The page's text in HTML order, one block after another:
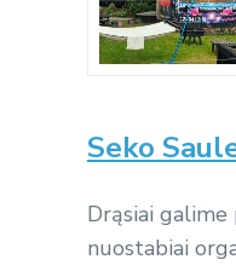
Seko
Drąsiai galime
nuostabiai